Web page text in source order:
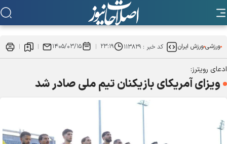
ورزشیورزش ایران کد خبر :۱۱۳۸۲۹ ۲۳:۱۹ ۱۴۰۵/۰۳/۱۵
ادعای رویترز:
ویزای آمریکای بازیکنان تیم ملی صادر شد